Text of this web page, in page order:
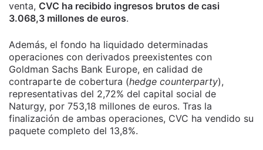
venta, CVC ha recibido ingresos brutos de casi
3.068,3 millones de euros.
Además, el fondo ha liquidado determinadas
operaciones con derivados preexistentes con
Goldman Sachs Bank Europe, en calidad de
contraparte de cobertura (hedge counterparty),
representativas del 2,72% del capital social de
Naturgy, por 753,18 millones de euros. Tras la
finalización de ambas operaciones, CVC ha vendido su
paquete completo del 13,8%.